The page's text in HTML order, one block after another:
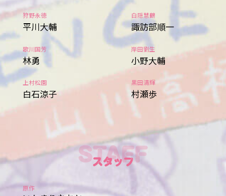
狩野永徳
平川大輔
白隠慧鶴
諏訪部順一
歌川国芳
林勇
岸田劉生
小野大輔
上村松園
白石涼子
黒田清輝
村瀬歩
原作